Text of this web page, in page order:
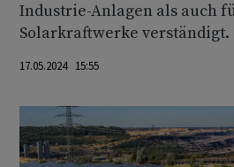
Industrie-Anlagen als auch
Solarkraftwerke verständigt.
17.05.2024 15:55